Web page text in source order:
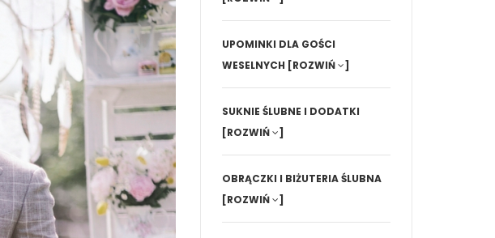
UPOMINKI DLA GOŚCI
WESELNYCH [ROZWIŃ ]
SUKNIE ŚLUBNE I DODATKI
[ROZWIŃ
]
OBRĄCZKI I BIŻUTERIA ŚLUBNA
[ROZWIŃ
]